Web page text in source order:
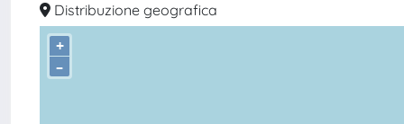
Distribuzione geografica
+
–